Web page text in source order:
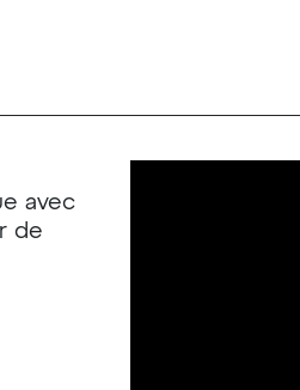
avec
de